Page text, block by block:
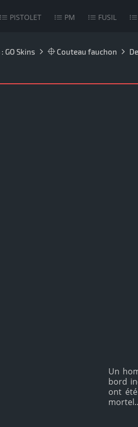
PISTOLET PM FUSIL
: GO Skins Couteau fauchon
Un
bord
ont